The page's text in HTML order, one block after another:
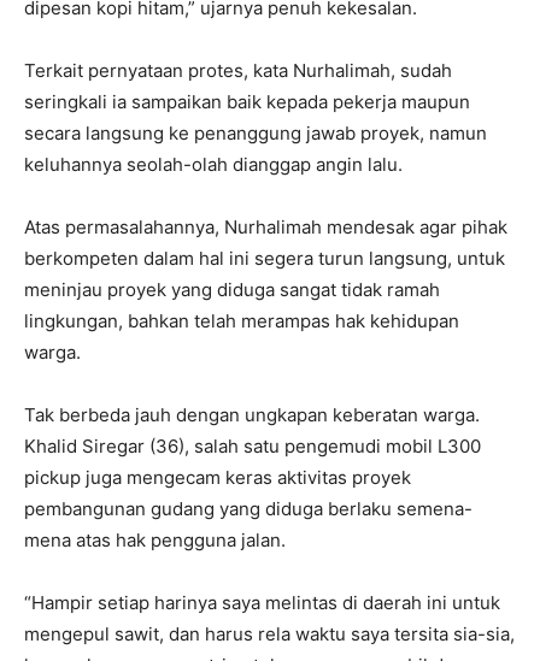
dipesan kopi hitam,” ujarnya penuh kekesalan.
Terkait pernyataan protes, kata Nurhalimah, sudah
seringkali ia sampaikan baik kepada pekerja maupun
secara langsung ke penanggung jawab proyek, namun
keluhannya seolah-olah dianggap angin lalu.
Atas permasalahannya, Nurhalimah mendesak agar pihak
berkompeten dalam hal ini segera turun langsung, untuk
meninjau proyek yang diduga sangat tidak ramah
lingkungan, bahkan telah merampas hak kehidupan
warga.
Tak berbeda jauh dengan ungkapan keberatan warga.
Khalid Siregar (36), salah satu pengemudi mobil L300
pickup juga mengecam keras aktivitas proyek
pembangunan gudang yang diduga berlaku semena-
mena atas hak pengguna jalan.
“Hampir setiap harinya saya melintas di daerah ini untuk
mengepul sawit, dan harus rela waktu saya tersita sia-sia,